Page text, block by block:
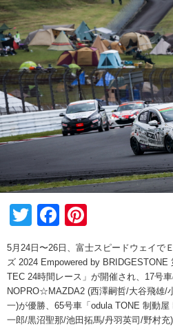
TwitterFacebook
5月24日〜26日、富士スピードウェイで
ズ 2024 Empowered by
TEC 24時間レース」が開催され、17号
NOPRO☆MAZDA2 (西澤嗣哲/大谷飛雄/
一)が優勝、65号車「odula TONE 制動
一郎/黒沼聖那/池田拓馬/丹羽英司/野村